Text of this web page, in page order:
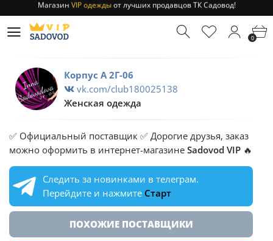
Отправление заказа 1-3 дняпо РФ и МСК!
Магазин
от лучших продавцов ТК Садовод!
Отправление заказа 1-3 дня по РФ и МСК! 0
Корпус А 2Г-06
vk.com/club180025138
Женская одежда
✅ Официальный поставщик ✅ Дорогие друзья, заказ
можно оформить в интернет-магазине Sadovod VIP 🔥
Следить за новинками в телеграм.
Перейдите и нажмите Старт
ПОХОЖИЕ ПОСТАВЩИКИ